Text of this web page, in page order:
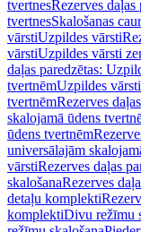
tvertnesRezerves daļas
tvertnesSkalošanas
vārstiUzpildes vārsti
vārstiUzpildes vārsti
daļas paredzētas:
tvertnēmUzpildes
tvertnēmRezerves
skalojamā ūdens
ūdens tvertnēm
universālajām
vārstiRezerves daļas
skalošanaRezerves
detaļu komplekti
komplektiDivu režīmu